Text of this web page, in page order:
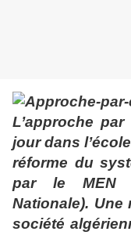
L’approche
jour dans
réforme du
par le MEN
Nationale). Une
société